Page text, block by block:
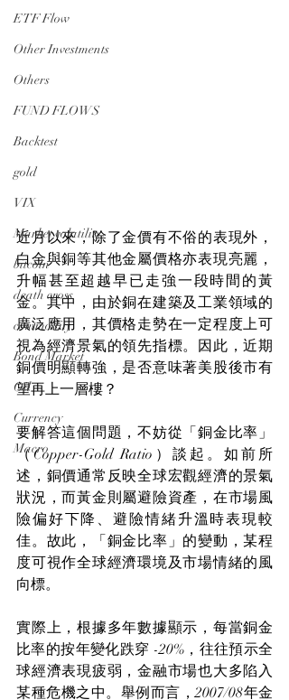
ETF Flow
Other Investments
Others
FUND FLOWS
Backtest
gold
VIX
Market volatility
bitcoin
death cross
commodity
Bond Market
Oil
Currency
Macro
近月以來，除了金價有不俗的表現外，
白金與銅等其他金屬價格亦表現亮麗，
升幅甚至超越早已走強一段時間的黃
金。其中，由於銅在建築及工業領域的
廣泛應用，其價格走勢在一定程度上可
視為經濟景氣的領先指標。因此，近期
銅價明顯轉強，是否意味著美股後市有
望再上一層樓？
要解答這個問題，不妨從「銅金比率」
（Copper-Gold Ratio）談起。如前所
述，銅價通常反映全球宏觀經濟的景氣
狀況，而黃金則屬避險資產，在市場風
險偏好下降、避險情緒升溫時表現較
佳。故此，「銅金比率」的變動，某程
度可視作全球經濟環境及市場情緒的風
向標。
實際上，根據多年數據顯示，每當銅金
比率的按年變化跌穿 -20%，往往預示全
球經濟表現疲弱，金融市場也大多陷入
某種危機之中。舉例而言，2007/08年金